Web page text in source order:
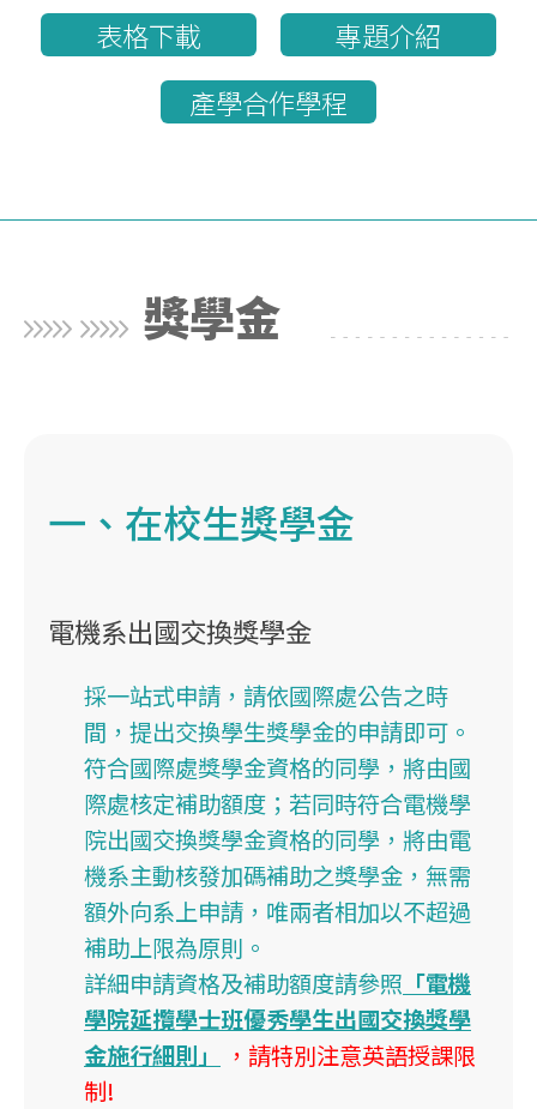
表格下載
專題介紹
產學合作學程
獎學金
一、在校生獎學金
電機系出國交換獎學金
採一站式申請，請依國際處公告之時
間，提出交換學生獎學金的申請即可。
符合國際處獎學金資格的同學，將由國
際處核定補助額度；若同時符合電機學
院出國交換獎學金資格的同學，將由電
機系主動核發加碼補助之獎學金，無需
額外向系上申請，唯兩者相加以不超過
補助上限為原則。
詳細申請資格及補助額度請參照 「電機
學院延攬學士班優秀學生出國交換獎學
金施行細則」
，請特別注意英語授課限
制!